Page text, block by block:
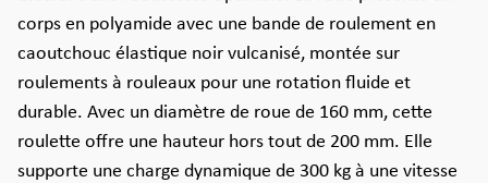
corps en polyamide avec une bande de roulement en
caoutchouc élastique noir vulcanisé, montée sur
roulements à rouleaux pour une rotation fluide et
durable. Avec un diamètre de roue de 160 mm, cette
roulette offre une hauteur hors tout de 200 mm. Elle
supporte une charge dynamique de 300 kg à une vitesse